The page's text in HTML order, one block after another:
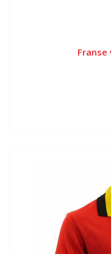
Franse